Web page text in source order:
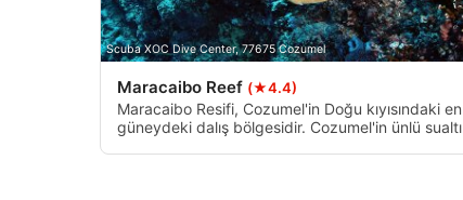
Scuba XOC Dive Center, 77675 Cozumel
Maracaibo Reef (★4.4)
Maracaibo Resifi, Cozumel'in Doğu kıyısındaki en
güneydeki dalış bölgesidir. Cozumel'in ünlü sualtı